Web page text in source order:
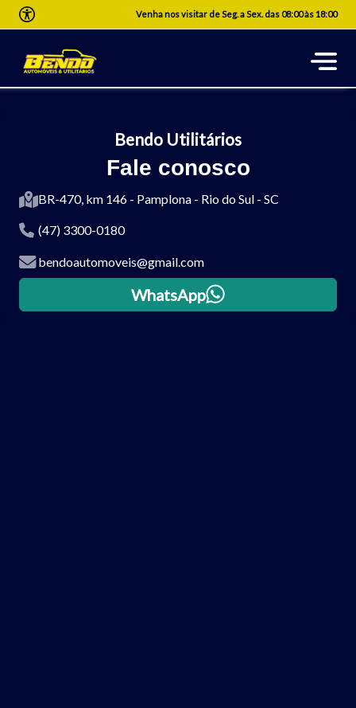
Venha nos visitar de Seg. a Sex. das 08:00 às 18:00
Bendo Utilitários
Fale conosco
BR-470, km 146 - Pamplona - Rio do Sul - SC
(47) 3300-0180
bendoautomoveis@gmail.com
WhatsApp